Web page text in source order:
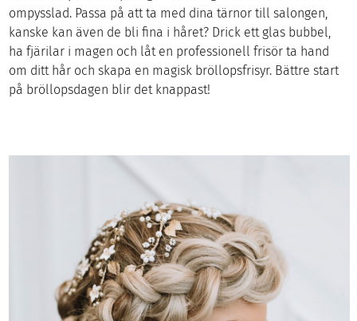
ompysslad. Passa på att ta med dina tärnor till salongen,
kanske kan även de bli fina i håret? Drick ett glas bubbel,
ha fjärilar i magen och låt en professionell frisör ta hand
om ditt hår och skapa en magisk bröllopsfrisyr. Bättre start
på bröllopsdagen blir det knappast!